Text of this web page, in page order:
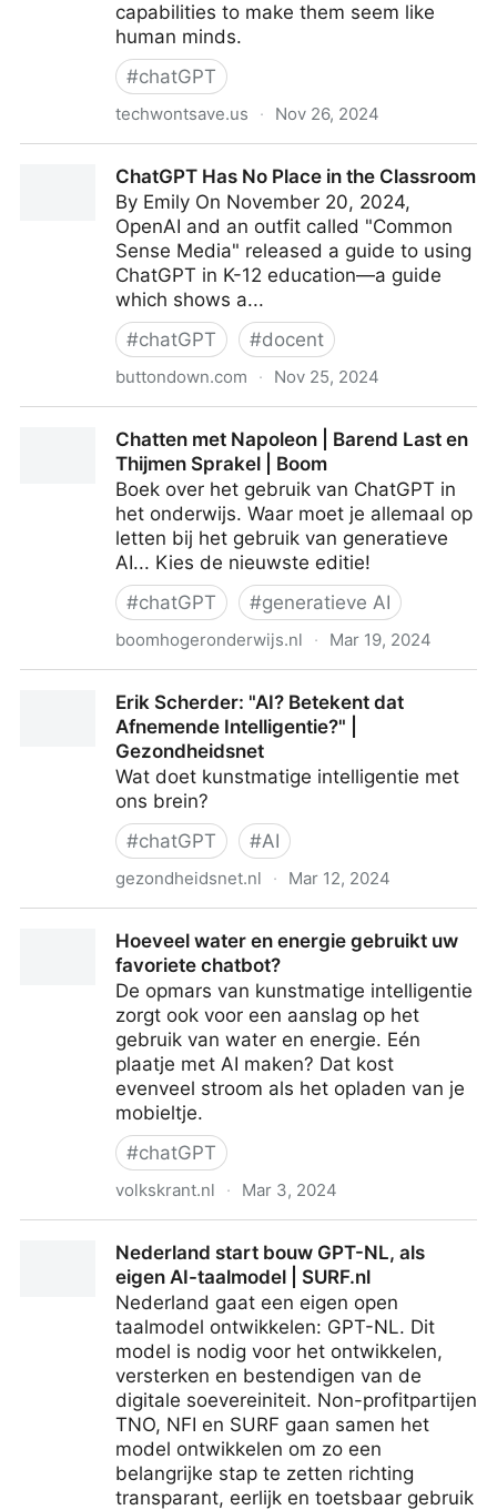
capabilities to make them seem like
human minds.
#chatGPT
techwontsave.us · Nov 26, 2024
Won’t Save UsChatGPT Has No Place in the Classroom
By Emily On November 20, 2024,
OpenAI and an outfit called "Common
Sense Media" released a guide to using
ChatGPT in K-12 education—a guide
which shows a...
#chatGPT #docent
buttondown.com · Nov 25, 2024
Chatten met Napoleon | Barend Last en
Thijmen Sprakel | Boom
Boek over het gebruik van ChatGPT in
het onderwijs. Waar moet je allemaal op
letten bij het gebruik van generatieve
AI... Kies de nieuwste editie!
#chatGPT #generatieve AI
boomhogeronderwijs.nl · Mar 19, 2024
Sprakel | BoomErik Scherder: "AI? Betekent dat
Afnemende Intelligentie?" |
Gezondheidsnet
Wat doet kunstmatige intelligentie met
ons brein?
#chatGPT #AI
gezondheidsnet.nl · Mar 12, 2024
Intelligentie?" | Gezondheidsnet
Hoeveel water en energie gebruikt uw
favoriete chatbot?
De opmars van kunstmatige intelligentie
zorgt ook voor een aanslag op het
gebruik van water en energie. Eén
plaatje met AI maken? Dat kost
evenveel stroom als het opladen van je
mobieltje.
#chatGPT
volkskrant.nl · Mar 3, 2024
Nederland start bouw GPT-NL, als
eigen AI-taalmodel | SURF.nl
Nederland gaat een eigen open
taalmodel ontwikkelen: GPT-NL. Dit
model is nodig voor het ontwikkelen,
versterken en bestendigen van de
digitale soevereiniteit. Non-profitpartijen
TNO, NFI en SURF gaan samen het
model ontwikkelen om zo een
belangrijke stap te zetten richting
transparant, eerlijk en toetsbaar gebruik